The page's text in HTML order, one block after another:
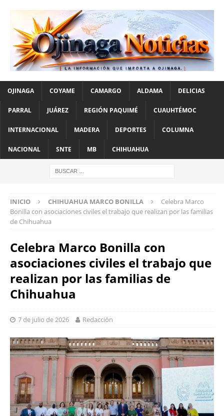
OJINAGA COYAME CAMARGO ALDAMA DELICIAS
PARRAL JUÁREZ REGIÓN PAQUIMÉ CUAUHTÉMOC
INTERNACIONAL MADERA DEPORTES COLUMNA
NACIONAL SNTE MB CHIHUAHUA
INICIO CHIHUAHUA MARCO BONILLA
Celebra Marco
Bonilla con asociaciones civiles el trabajo que realizan por las familias
de Chihuahua
Celebra Marco Bonilla con
asociaciones civiles el trabajo que
realizan por las familias de
Chihuahua
7 de julio de 2026 Redacción